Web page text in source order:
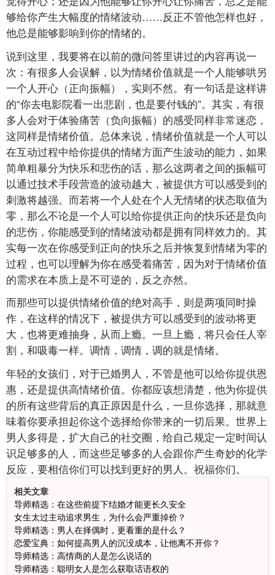
够给你产生大幅度的情绪波动……反正不管他怎样也好，
他总是能够影响到你的情绪的。
说到这里，我要将在以前的微问答里讲过的内容再说一
次：有很多人会误解，以为情绪价值就是一个人能够哄另
一个人开心（正向振幅），实则不然。有一句话是这样讲
的“你去电影院看一出悲剧，也是要付钱的”。其实，有很
多人会对于体验痛苦（负向振幅）的感受同样非常迷恋，
这同样是情绪价值。总体来说，情绪价值就是一个人可以
在互动过程中给你提供的情绪方面产生波动的能力，如果
简单粗暴分为快乐和悲伤的话，那么这两者之间的振幅可
以通过技术手段营造的波动越大，被提供方可以感受到的
刺激将越强。而若将一个人处在个人无情绪的状态取值为
零，那么不论是一个人可以给你提供正向的快乐还是负向
的悲伤，你能感受到的情绪波动都是拥有同样效力的。其
实每一次在你感受到正向的快乐之后并恢复到情绪为零的
过程，也可以理解为你在感受着痛苦，因为对于情绪价值
的需求在本质上是不可逆的，反之亦然。
而那些可以提供情绪价值的绝对高手，则是两项同时操
作，在这样的情况下，被提供方可以感受到的波动将更
大，也将更难抽身，从而上瘾。一旦上瘾，将只会任人宰
割，和吸毒一样。调情，调情，调的就是情绪。
年轻的女孩们，对于已婚男人，不管是他可以给你提供恩
惠，还是提供高情绪价值。你都应该想清楚，他为你提供
的所有这些背后的真正原因是什么，一旦你选择，那就意
味着你要承担起你这个选择给你带来的一切后果。世界上
男人多得是，扩大自己的社交圈，给自己规定一定时间认
识足够多的人，而这些足够多的人会跟你产生奇妙的化学
反应，要相信你们可以找到更好的男人。祝福你们。
相关文章
导师精选：在这些前提下结婚才能更长久安全
女生太过主动追求男生，为什么会严重掉价？
导师精选：男人在择偶时，更看重的是什么？
恋爱宝典：如何提高男人的沉没成本，让他离不开你？
导师精选：高情商的人是怎么说话的
导师精选：聪明女人是怎么获取话语权的